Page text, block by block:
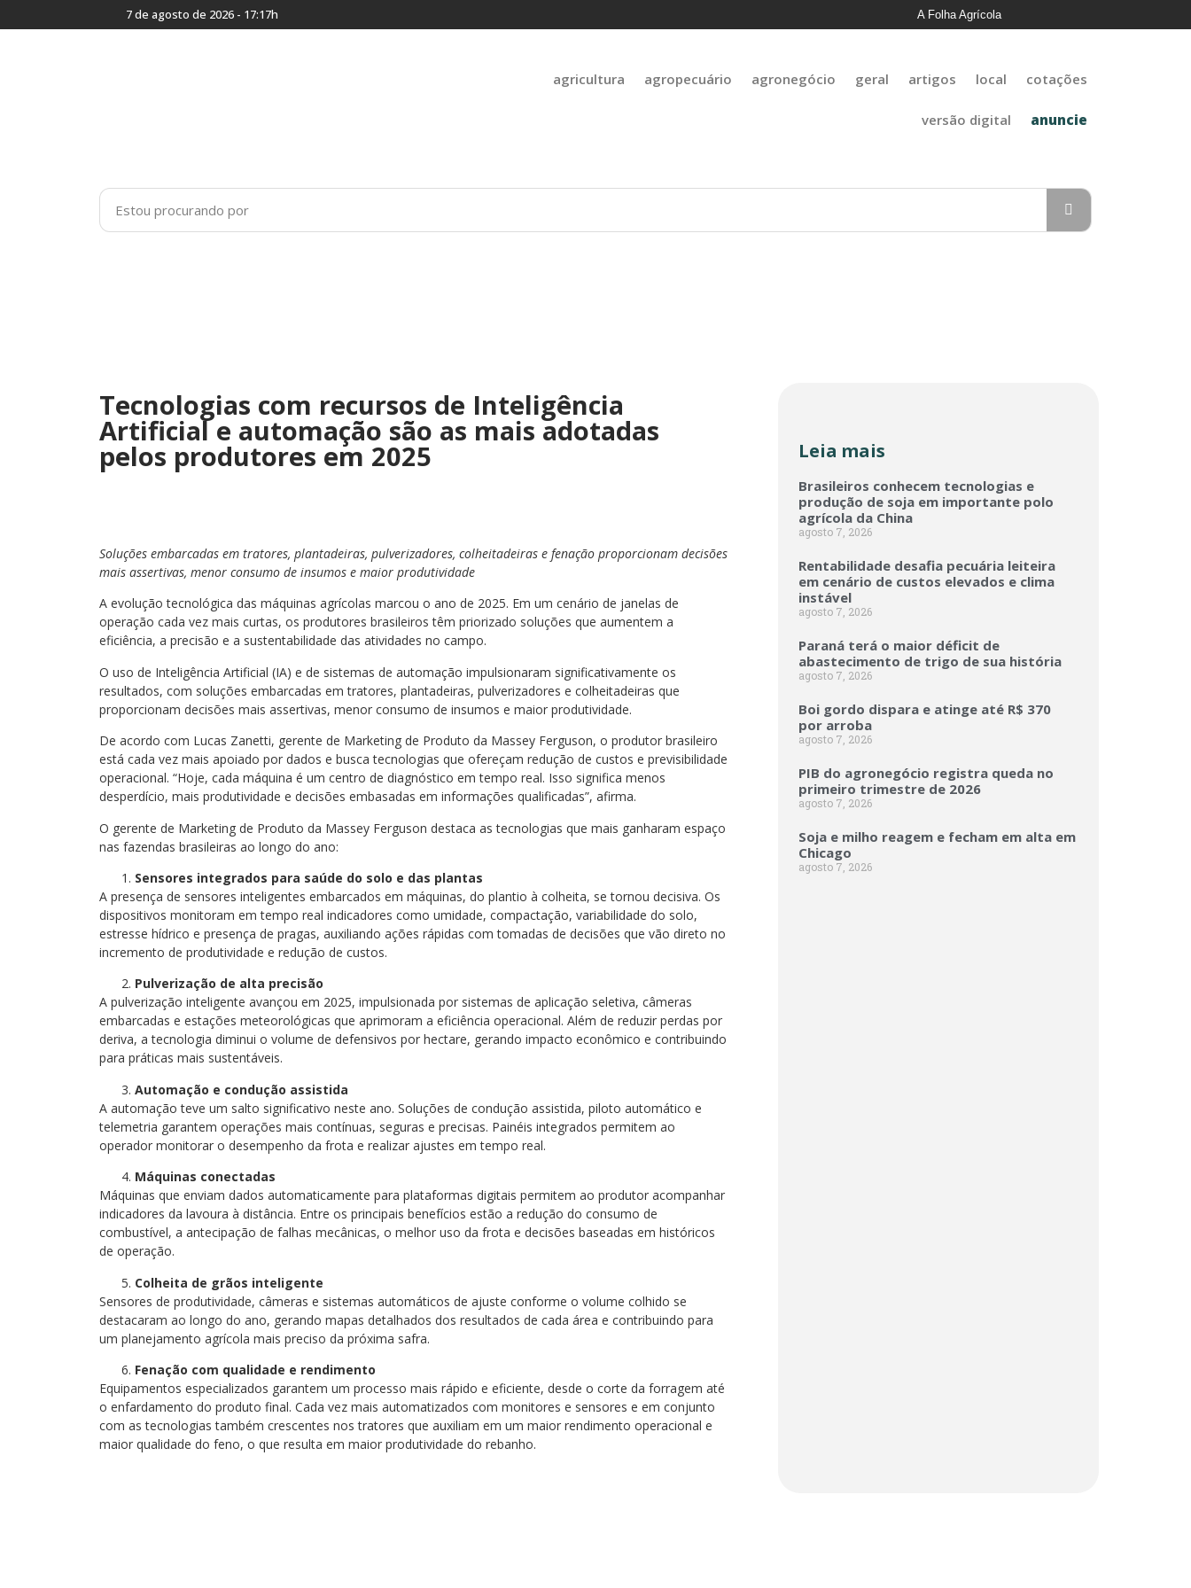
7 de agosto de 2026 - 17:17h A Folha Agrícola
agricultura agropecuário agronegócio geral artigos local cotações
versão digital anuncie
Tecnologias com recursos de Inteligência
Artificial e automação são as mais adotadas
pelos produtores em 2025
Soluções embarcadas em tratores, plantadeiras, pulverizadores, colheitadeiras e fenação proporcionam decisões
mais assertivas, menor consumo de insumos e maior produtividade
A evolução tecnológica das máquinas agrícolas marcou o ano de 2025. Em um cenário de janelas de
operação cada vez mais curtas, os produtores brasileiros têm priorizado soluções que aumentem a
eficiência, a precisão e a sustentabilidade das atividades no campo.
O uso de Inteligência Artificial (IA) e de sistemas de automação impulsionaram significativamente os
resultados, com soluções embarcadas em tratores, plantadeiras, pulverizadores e colheitadeiras que
proporcionam decisões mais assertivas, menor consumo de insumos e maior produtividade.
De acordo com Lucas Zanetti, gerente de Marketing de Produto da Massey Ferguson, o produtor brasileiro
está cada vez mais apoiado por dados e busca tecnologias que ofereçam redução de custos e previsibilidade
operacional. “Hoje, cada máquina é um centro de diagnóstico em tempo real. Isso significa menos
desperdício, mais produtividade e decisões embasadas em informações qualificadas”, afirma.
O gerente de Marketing de Produto da Massey Ferguson destaca as tecnologias que mais ganharam espaço
nas fazendas brasileiras ao longo do ano:
Sensores integrados para saúde do solo e das plantas
A presença de sensores inteligentes embarcados em máquinas, do plantio à colheita, se tornou decisiva. Os
dispositivos monitoram em tempo real indicadores como umidade, compactação, variabilidade do solo,
estresse hídrico e presença de pragas, auxiliando ações rápidas com tomadas de decisões que vão direto no
incremento de produtividade e redução de custos.
Pulverização de alta precisão
A pulverização inteligente avançou em 2025, impulsionada por sistemas de aplicação seletiva, câmeras
embarcadas e estações meteorológicas que aprimoram a eficiência operacional. Além de reduzir perdas por
deriva, a tecnologia diminui o volume de defensivos por hectare, gerando impacto econômico e contribuindo
para práticas mais sustentáveis.
Automação e condução assistida
A automação teve um salto significativo neste ano. Soluções de condução assistida, piloto automático e
telemetria garantem operações mais contínuas, seguras e precisas. Painéis integrados permitem ao
operador monitorar o desempenho da frota e realizar ajustes em tempo real.
Máquinas conectadas
Máquinas que enviam dados automaticamente para plataformas digitais permitem ao produtor acompanhar
indicadores da lavoura à distância. Entre os principais benefícios estão a redução do consumo de
combustível, a antecipação de falhas mecânicas, o melhor uso da frota e decisões baseadas em históricos
de operação.
Colheita de grãos inteligente
Sensores de produtividade, câmeras e sistemas automáticos de ajuste conforme o volume colhido se
destacaram ao longo do ano, gerando mapas detalhados dos resultados de cada área e contribuindo para
um planejamento agrícola mais preciso da próxima safra.
Fenação com qualidade e rendimento
Equipamentos especializados garantem um processo mais rápido e eficiente, desde o corte da forragem até
o enfardamento do produto final. Cada vez mais automatizados com monitores e sensores e em conjunto
com as tecnologias também crescentes nos tratores que auxiliam em um maior rendimento operacional e
maior qualidade do feno, o que resulta em maior produtividade do rebanho.
Leia mais
Brasileiros conhecem tecnologias e
produção de soja em importante polo
agrícola da China
agosto 7, 2026
Rentabilidade desafia pecuária leiteira
em cenário de custos elevados e clima
instável
agosto 7, 2026
Paraná terá o maior déficit de
abastecimento de trigo de sua história
agosto 7, 2026
Boi gordo dispara e atinge até R$ 370
por arroba
agosto 7, 2026
PIB do agronegócio registra queda no
primeiro trimestre de 2026
agosto 7, 2026
Soja e milho reagem e fecham em alta em
Chicago
agosto 7, 2026